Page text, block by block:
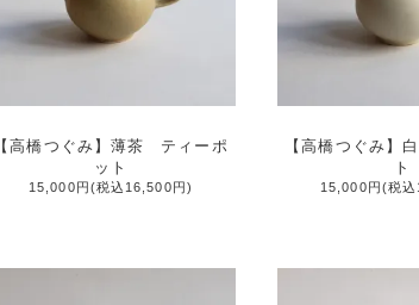
【高橋つぐみ】薄茶 ティーポ
ット
15,000円(税込16,500円)
【高橋つぐみ】
ト
15,000円(税